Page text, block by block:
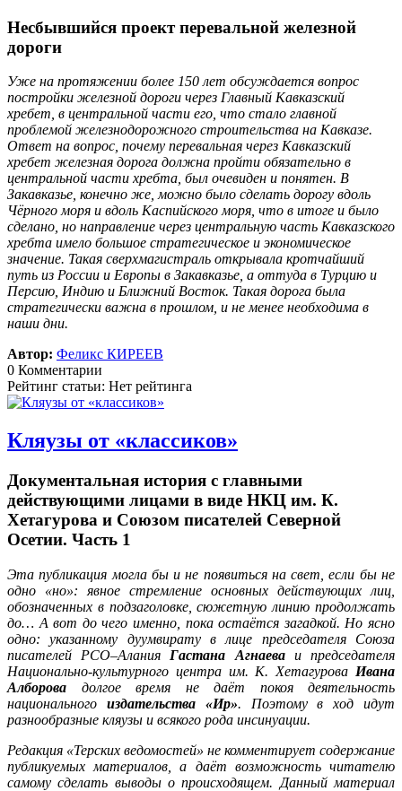
Несбывшийся проект перевальной железной
дороги
Уже на протяжении более 150 лет обсуждается вопрос
постройки железной дороги через Главный Кавказский
хребет, в центральной части его, что стало главной
проблемой железнодорожного строительства на Кавказе.
Ответ на вопрос, почему перевальная через Кавказский
хребет железная дорога должна пройти обязательно в
центральной части хребта, был очевиден и понятен. В
Закавказье, конечно же, можно было сделать дорогу вдоль
Чёрного моря и вдоль Каспийского моря, что в итоге и было
сделано, но направление через центральную часть Кавказского
хребта имело большое стратегическое и экономическое
значение. Такая сверхмагистраль открывала кротчайший
путь из России и Европы в Закавказье, а оттуда в Турцию и
Персию, Индию и Ближний Восток. Такая дорога была
стратегически важна в прошлом, и не менее необходима в
наши дни.
Автор: Феликс КИРЕЕВ
0 Комментарии
Рейтинг статьи: Нет рейтинга
Кляузы от «классиков»
Документальная история с главными
действующими лицами в виде НКЦ им. К.
Хетагурова и Союзом писателей Северной
Осетии. Часть 1
Эта публикация могла бы и не появиться на свет, если бы не
одно «но»: явное стремление основных действующих лиц,
обозначенных в подзаголовке, сюжетную линию продолжать
до… А вот до чего именно, пока остаётся загадкой. Но ясно
одно: указанному дуумвирату в лице председателя Союза
писателей РСО–Алания Гастана Агнаеваи председателя
Национально-культурного центра им. К. Хетагурова Ивана
Алборова долгое время не даёт покоя деятельность
национального издательства «Ир». Поэтому в ход идут
разнообразные кляузы и всякого рода инсинуации.
Редакция «Терских ведомостей» не комментирует содержание
публикуемых материалов, а даёт возможность читателю
самому сделать выводы о происходящем. Данный материал